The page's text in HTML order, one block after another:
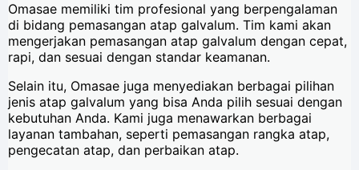
Omasae memiliki tim profesional yang berpengalaman
di bidang pemasangan atap galvalum. Tim kami akan
mengerjakan pemasangan atap galvalum dengan cepat,
rapi, dan sesuai dengan standar keamanan.
Selain itu, Omasae juga menyediakan berbagai pilihan
jenis atap galvalum yang bisa Anda pilih sesuai dengan
kebutuhan Anda. Kami juga menawarkan berbagai
layanan tambahan, seperti pemasangan rangka atap,
pengecatan atap, dan perbaikan atap.